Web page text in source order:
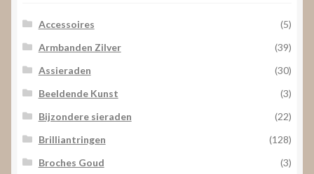
Accessoires
(5)
Armbanden Zilver
(39)
Assieraden
(30)
Beeldende Kunst
(3)
Bijzondere sieraden
(22)
Brilliantringen
(128)
Broches Goud
(3)